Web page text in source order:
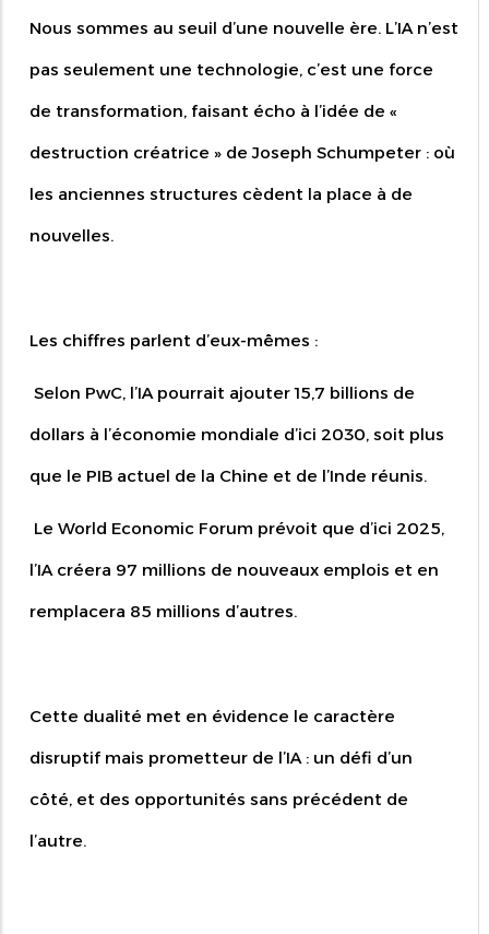
Nous sommes au seuil d’une nouvelle ère. L’IA n’est
pas seulement une technologie, c’est une force
de transformation, faisant écho à l’idée de «
destruction créatrice » de Joseph Schumpeter : où
les anciennes structures cèdent la place à de
nouvelles.
Les chiffres parlent d’eux-mêmes :
Selon PwC, l’IA pourrait ajouter 15,7 billions de
dollars à l’économie mondiale d’ici 2030, soit plus
que le PIB actuel de la Chine et de l’Inde réunis.
Le World Economic Forum prévoit que d’ici 2025,
l’IA créera 97 millions de nouveaux emplois et en
remplacera 85 millions d’autres.
Cette dualité met en évidence le caractère
disruptif mais prometteur de l’IA : un défi d’un
côté, et des opportunités sans précédent de
l’autre.